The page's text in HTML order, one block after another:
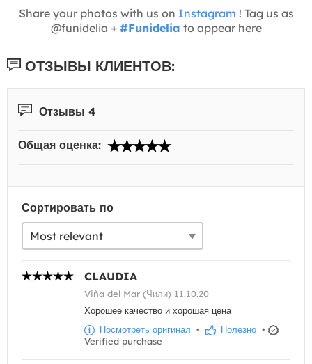
Share your photos with us on Instagram ! Tag us as
@funidelia + #Funidelia to appear here
ОТЗЫВЫ КЛИЕНТОВ:
Отзывы 4
Общая оценка:
Сортировать по
CLAUDIA
Viña del Mar (Чили) 11.10.20
Хорошее качество и хорошая цена
Посмотреть оригинал • Полезно •
Verified purchase